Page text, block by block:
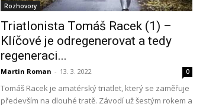
Rozhovory
Triatlonista Tomáš Racek (1) –
Klíčové je odregenerovat a tedy
regeneraci...
Martin Roman - 13. 3. 2022 0
Tomáš Racek je amatérský triatlet, který se zaměřuje
především na dlouhé tratě. Závodí už šestým rokem a